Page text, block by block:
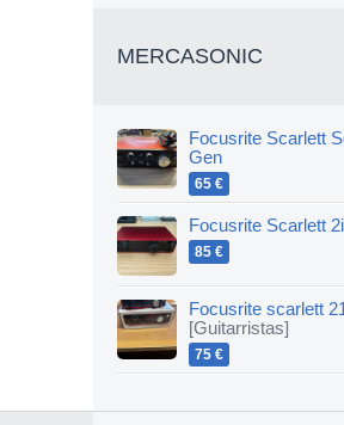
MERCASONIC
Focusrite Scarlett
Gen
65 €
Focusrite Scarlett
85 €
Focusrite scarlett
[Guitarristas]
75 €